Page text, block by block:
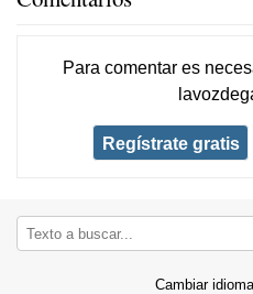
Para comentar es
Regístrate gratis
Cambiar